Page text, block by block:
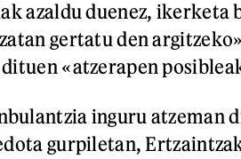
azaldu duenez, ikerketa
gertatu den
«atzerapen
inguru atzeman
gurpiletan,